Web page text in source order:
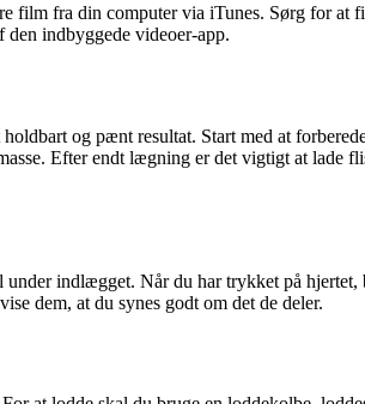
fra din computer via iTunes. Sørg for at
indbyggede videoer-app.
og pænt resultat. Start med at
Efter endt lægning er det vigtigt at lade
indlægget. Når du har trykket på
dem, at du synes godt om det de deler.